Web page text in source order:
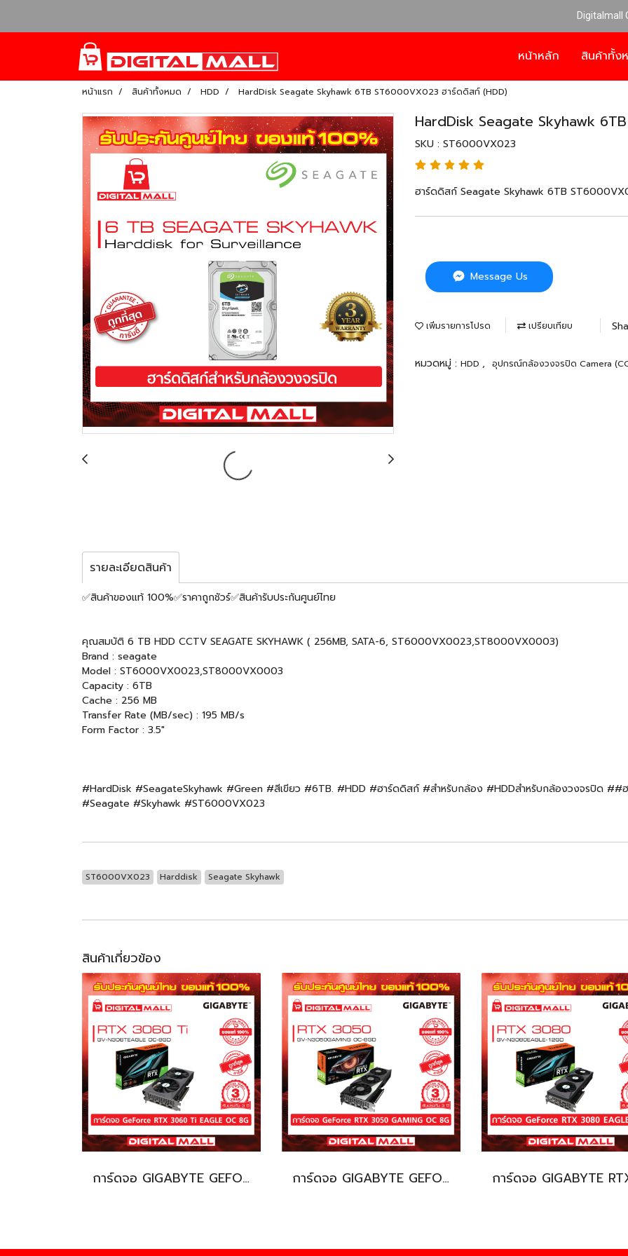
Digitalmall
หน้าหลัก สินค้าทั้ง
หน้าแรก สินค้าทั้งหมด HDD HardDisk Seagate Skyhawk 6TB ST6000VX023 ฮาร์ดดิสก์ (HDD)
HardDisk Seagate Skyhawk
SKU : ST6000VX023
ฮาร์ดดิสก์ Seagate Skyhawk 6TB
Message Us
เพิ่มรายการโปรด เปรียบเทียบ
หมวดหมู่ : HDD , อุปกรณ์กล้องวงจรปิด Camera
รายละเอียดสินค้า
✅สินค้าของแท้ 100%✅ราคาถูกชัวร์✅สินค้ารับประกันศูนย์ไทย
คุณสมบัติ 6 TB HDD CCTV SEAGATE SKYHAWK ( 256MB, SATA-6, ST6000VX0023,ST8000VX0003)
Brand : seagate
Model : ST6000VX0023,ST8000VX0003
Capacity : 6TB
Cache : 256 MB
Transfer Rate (MB/sec) : 195 MB/s
Form Factor : 3.5"
#HardDisk #SeagateSkyhawk #Green #สีเขียว #6TB. #HDD #ฮาร์ดดิสก์ #สำหรับกล้อง #HDDสำหรับกล้องวงจรปิด
#Seagate #Skyhawk #ST6000VX023
ST6000VX023 Harddisk Seagate Skyhawk
สินค้าเกี่ยวข้อง
การ์ดจอ GIGABYTE GEFORCE 3060 Ti (VGA) การ์ดจอ GIGABYTE GEFORCE RTX 3050 (VGA)